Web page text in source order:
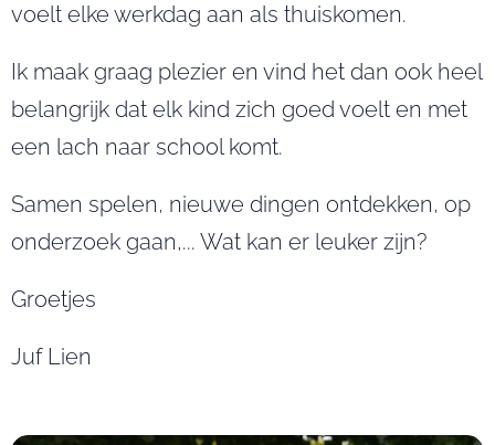
voelt elke werkdag aan als thuiskomen.
Ik maak graag plezier en vind het dan ook heel
belangrijk dat elk kind zich goed voelt en met
een lach naar school komt.
Samen spelen, nieuwe dingen ontdekken, op
onderzoek gaan,... Wat kan er leuker zijn?
Groetjes
Juf Lien